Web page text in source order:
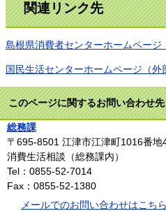
関連リンク先
島根県消費者センターホームページ
国民生活センターホームページ（外
このページに関するお問い合わせ先
総務課
〒695-8501 江津市江津町1016番地
消費生活相談（総務課内）
Tel：0855-52-7014
Fax：0855-52-1380
メールでのお問い合わせはこちら